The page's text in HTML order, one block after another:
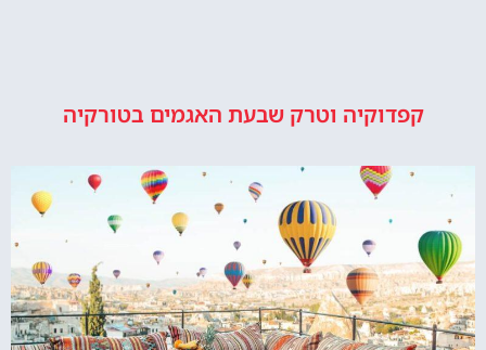
קפדוקיה וטרק שבעת האגמים בטורקיה